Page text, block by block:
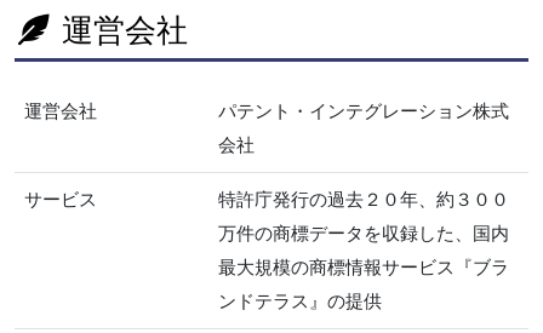
運営会社
運営会社
パテント・インテグレーション株式
会社
サービス
特許庁発行の過去２０年、約３００
万件の商標データを収録した、国内
最大規模の商標情報サービス『ブラ
ンドテラス』の提供